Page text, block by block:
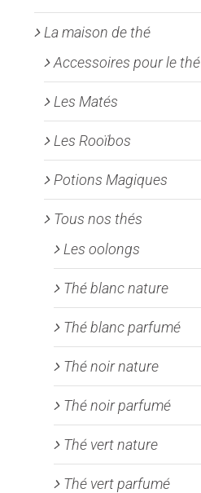
La maison de thé
Accessoires pour le thé
Les Matés
Les Rooïbos
Potions Magiques
Tous nos thés
Les oolongs
Thé blanc nature
Thé blanc parfumé
Thé noir nature
Thé noir parfumé
Thé vert nature
Thé vert parfumé